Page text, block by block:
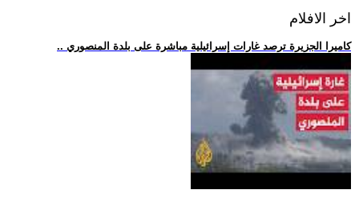
اخر الافلام
.. كاميرا الجزيرة ترصد غارات إسرائيلية مباشرة على بلدة المنصوري